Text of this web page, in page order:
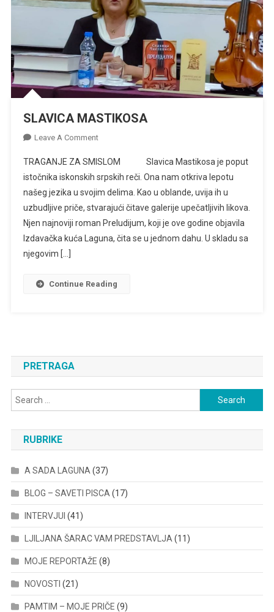
SLAVICA MASTIKOSA
Leave A CommentOn
MASTIKOSA
TRAGANJE ZA SMISLOM Slavica Mastikosa je poput
istočnika iskonskih srpskih reči. Ona nam otkriva lepotu
našeg jezika u svojim delima. Kao u oblande, uvija ih u
uzbudljive priče, stvarajući čitave galerije upečatljivih likova.
Njen najnoviji roman Preludijum, koji je ove godine objavila
Izdavačka kuća Laguna, čita se u jednom dahu. U skladu sa
njegovim […]
Continue Reading
PRETRAGA
Search
for:
RUBRIKE
A SADA LAGUNA(37)
BLOG – SAVETI PISCA(17)
INTERVJUI (41)
LJILJANA ŠARAC VAM PREDSTAVLJA(11)
MOJE REPORTAŽE (8)
NOVOSTI (21)
PAMTIM – MOJE PRIČE (9)